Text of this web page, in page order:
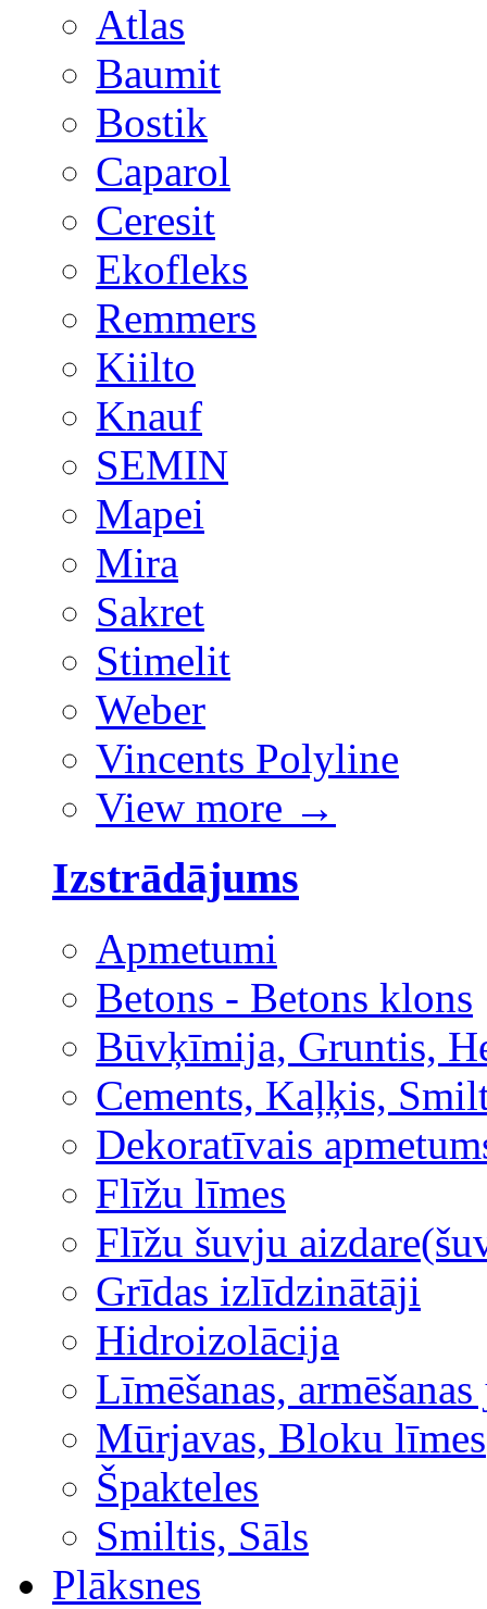
Atlas
Baumit
Bostik
Caparol
Ceresit
Ekofleks
Remmers
Kiilto
Knauf
SEMIN
Mapei
Mira
Sakret
Stimelit
Weber
Vincents Polyline
View more →
Izstrādājums
Apmetumi
Betons - Betons klons
Būvķīmija, Gruntis,
Cements, Kaļķis,
Dekoratīvais
Flīžu līmes
Flīžu šuvju
Grīdas izlīdzinātāji
Hidroizolācija
Līmēšanas, armēšanas
Mūrjavas, Bloku līmes
Špakteles
Smiltis, Sāls
Plāksnes